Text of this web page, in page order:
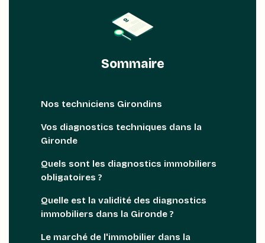
Sommaire
Nos techniciens Girondins
Vos diagnostics techniques dans la
Gironde
Quels sont les diagnostics immobiliers
obligatoires ?
Quelle est la validité des diagnostics
immobiliers dans la Gironde ?
Le marché de l'immobilier dans la